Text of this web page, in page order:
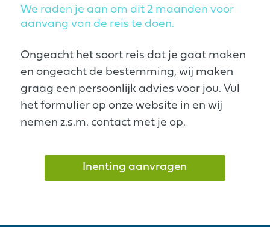
We raden je aan om dit 2 maanden voor
aanvang van de reis te doen.
Ongeacht het soort reis dat je gaat maken
en ongeacht de bestemming, wij maken
graag een persoonlijk advies voor jou. Vul
het formulier op onze website in en wij
nemen z.s.m. contact met je op.
Inenting aanvragen